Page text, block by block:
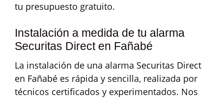
tu presupuesto gratuito.
Instalación a medida de tu alarma
Securitas Direct en Fañabé
La instalación de una alarma Securitas Direct
en Fañabé es rápida y sencilla, realizada por
técnicos certificados y experimentados. Nos